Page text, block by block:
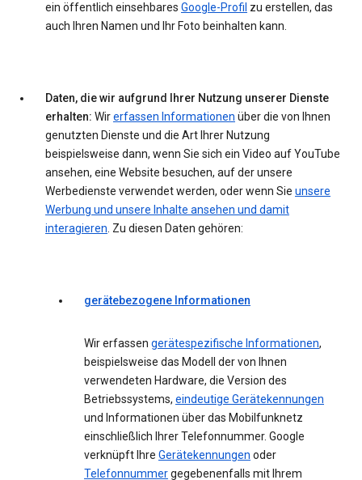
ein öffentlich einsehbares Google-Profil zu erstellen, das
auch Ihren Namen und Ihr Foto beinhalten kann.
Daten, die wir aufgrund Ihrer Nutzung unserer Dienste
erhalten: Wirerfassen Informationen über die von Ihnen
genutzten Dienste und die Art Ihrer Nutzung
beispielsweise dann, wenn Sie sich ein Video auf YouTube
ansehen, eine Website besuchen, auf der unsere
Werbedienste verwendet werden, oder wenn Sie unsere
Werbung und unsere Inhalte ansehen und damit
interagieren. Zu diesen Daten gehören:
gerätebezogene Informationen
Wir erfassen gerätespezifische Informationen,
beispielsweise das Modell der von Ihnen
verwendeten Hardware, die Version des
Betriebssystems, eindeutige Gerätekennungen
und Informationen über das Mobilfunknetz
einschließlich Ihrer Telefonnummer. Google
verknüpft Ihre Gerätekennungen oder
Telefonnummergegebenenfalls mit Ihrem